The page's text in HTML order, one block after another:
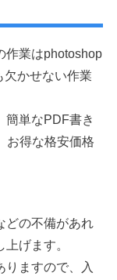
作業はphotoshop
欠かせない作業
簡単なPDF書き
お得な格安価格
どの不備があれ
げます。
りますので、入